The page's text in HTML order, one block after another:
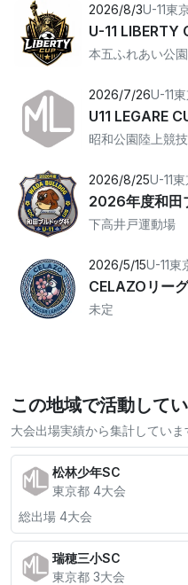
2026/8/3U-11東
U-11 LIBERTY
本五ふれあい公園
2026/7/26U-11
U11 LEGARE
昭和公園陸上競
2026/8/25U-11東
2026年度和田
下高井戸運動場
2026/5/15U-11東
CELAZOリー
未定
この地域で活動して
大会出場実績から集計していま
松林少年SC
東京都 4大会
総出場 4大会
瑞穂三小SC
東京都 3大会